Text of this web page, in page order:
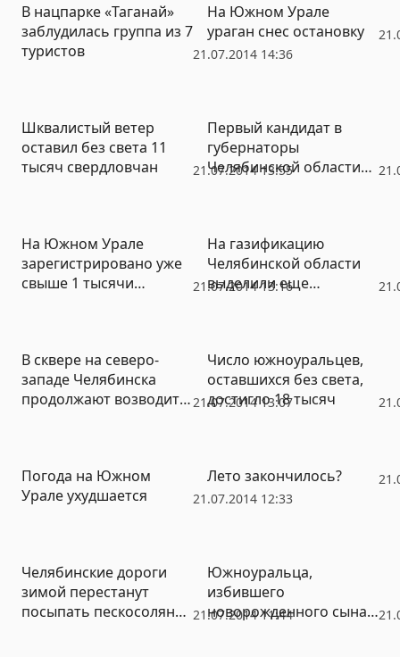
21.07.2014 14:36
В нацпарке «Таганай»
заблудилась группа из 7
туристов
На Южном Урале
ураган снес остановку
21.07.2014 13:55
Шквалистый ветер
оставил без света 11
тысяч свердловчан
Первый кандидат в
губернаторы
Челябинской области
21.07.2014 13:16
На Южном Урале
зарегистрировано уже
свыше 1 тысячи
На газификацию
Челябинской области
выделили еще
21.07.2014 13:07
В сквере на северо-
западе Челябинска
продолжают возводить
Число южноуральцев,
оставшихся без света,
достигло 18 тысяч
21.07.2014 12:33
Погода на Южном
Урале ухудшается
Лето закончилось?
21.07.2014 11:44
Челябинские дороги
зимой перестанут
посыпать пескосоляной
Южноуральца,
избившего
новорожденного сына,